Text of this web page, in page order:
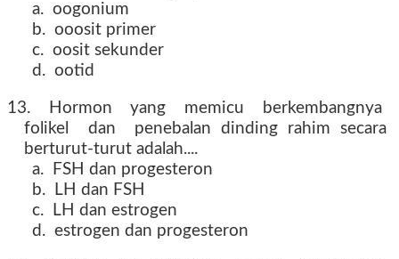
a. oogonium
b. ooosit primer
c. oosit sekunder
d. ootid
13. Hormon yang memicu berkembangnya
folikel dan penebalan dinding rahim secara
berturut-turut adalah....
a. FSH dan progesteron
b. LH dan FSH
c. LH dan estrogen
d. estrogen dan progesteron